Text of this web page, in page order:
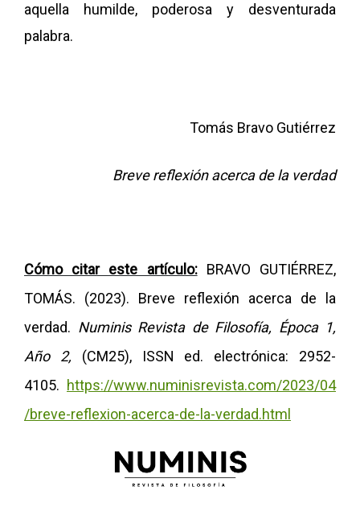
aquella humilde, poderosa y desventurada
palabra.
Tomás Bravo Gutiérrez
Breve reflexión acerca de la verdad
Cómo citar este artículo:BRAVO GUTIÉRREZ,
TOMÁS. (2023). Breve reflexión acerca de la
verdad. Numinis Revista de Filosofía, Época 1,
Año 2, (CM25), ISSN ed. electrónica: 2952-
4105. https://www.numinisrevista.com/2023/04
/breve-reflexion-acerca-de-la-verdad.html